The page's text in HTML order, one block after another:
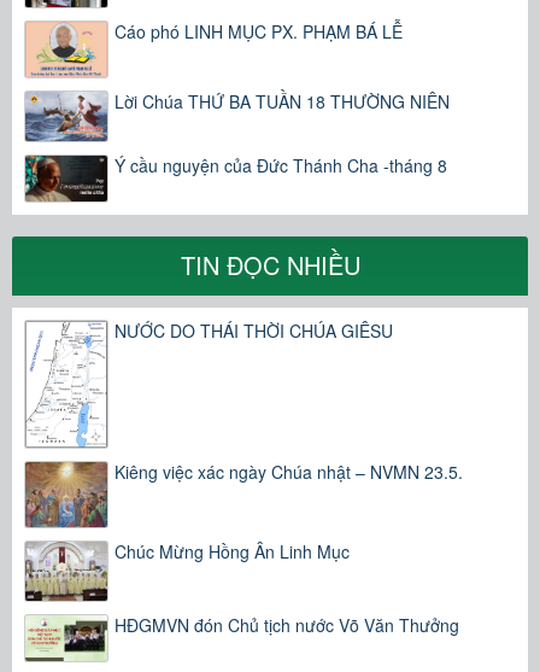
Cáo phó LINH MỤC PX. PHẠM BÁ LỄ
Lời Chúa THỨ BA TUẦN 18 THƯỜNG NIÊN
Ý cầu nguyện của Đức Thánh Cha -tháng 8
TIN ĐỌC NHIỀU
NƯỚC DO THÁI THỜI CHÚA GIÊSU
Kiêng việc xác ngày Chúa nhật – NVMN 23.5.
Chúc Mừng Hồng Ân Linh Mục
HĐGMVN đón Chủ tịch nước Võ Văn Thưởng